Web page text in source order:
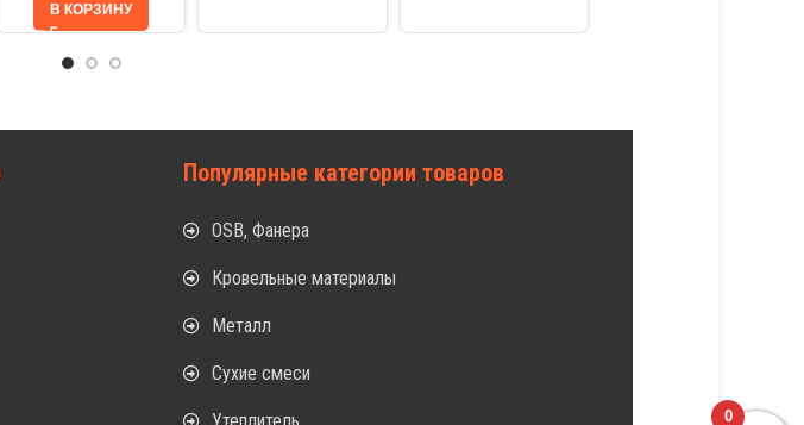
В КОРЗИНУ
Популярные категории товаров
OSB, Фанера
Кровельные материалы
Металл
Сухие смеси
0